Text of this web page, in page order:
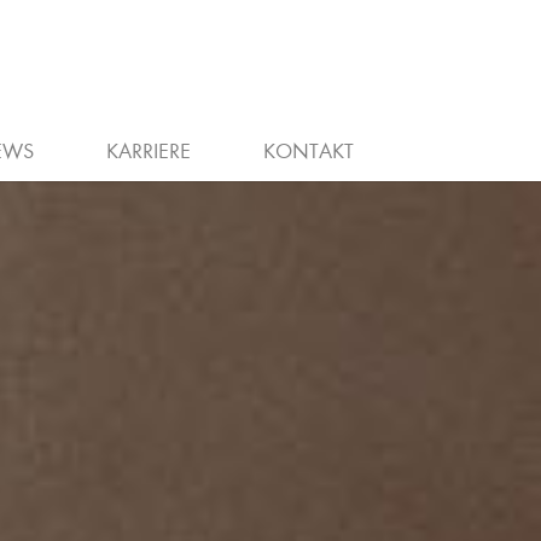
KARRIERE KONTAKT